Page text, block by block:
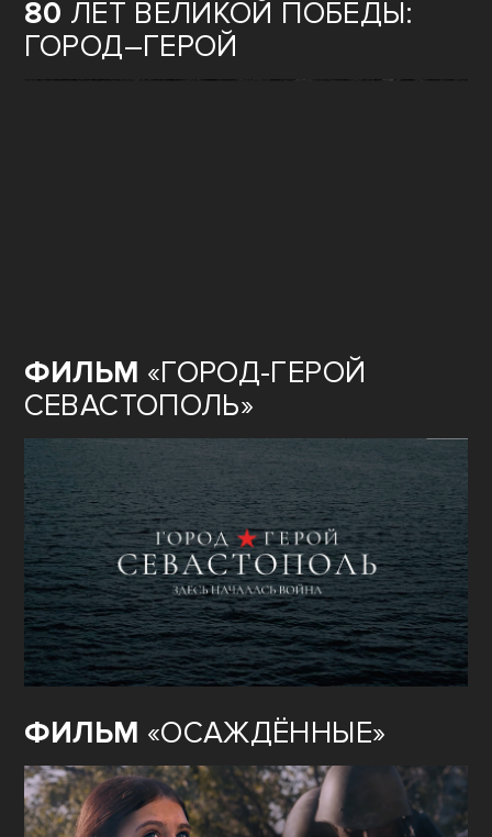
80 ЛЕТ ВЕЛИКОЙ ПОБЕДЫ:
ГОРОД–ГЕРОЙ
ФИЛЬМ «ГОРОД-ГЕРОЙ
СЕВАСТОПОЛЬ»
ФИЛЬМ «ОСАЖДЁННЫЕ»